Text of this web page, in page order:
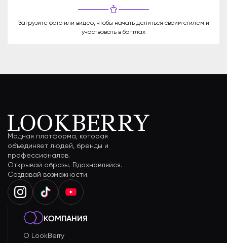
Загрузите фото или видео, чтобы начать делиться своим стилем и
участвовать в баттлах
Модная платформа, которая
объединяет людей, бренды и
профессионалов.
Открывай образы. Вдохновляйся.
Создавай возможности.
КОМПАНИЯ
О LookBerry